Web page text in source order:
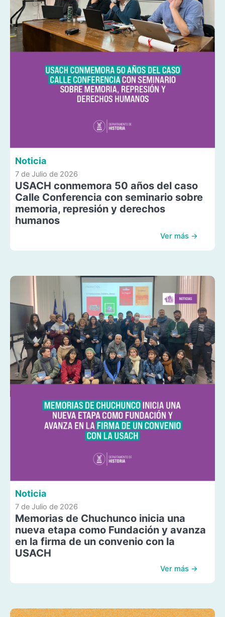
Noticia
7 de Julio de 2026
USACH conmemora 50 años del caso
Calle Conferencia con seminario sobre
memoria, represión y derechos
humanos
Ver más →
Noticia
7 de Julio de 2026
Memorias de Chuchunco inicia una
nueva etapa como Fundación y avanza
en la firma de un convenio con la
USACH
Ver más →